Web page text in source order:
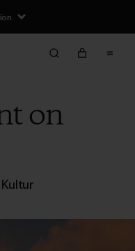
on
Kultur